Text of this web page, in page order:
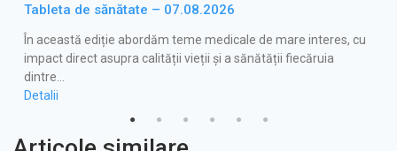
Tableta de sănătate – 07.08.2026
În această ediție abordăm teme medicale de mare interes, cu
impact direct asupra calității vieții și a sănătății fiecăruia
dintre…
Detalii